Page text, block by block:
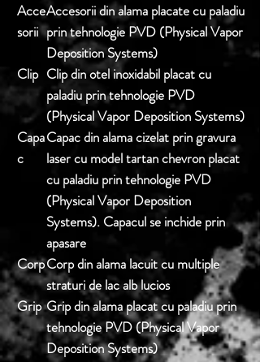
Acce
sorii
Accesorii din alama placate cu paladiu
prin tehnologie PVD (Physical Vapor
Deposition Systems)
Clip Clip din otel inoxidabil placat cu
paladiu prin tehnologie PVD
(Physical Vapor Deposition Systems)
Capa
c
Capac din alama cizelat prin gravura
laser cu model tartan chevron placat
cu paladiu prin tehnologie PVD
(Physical Vapor Deposition
Systems). Capacul se inchide prin
apasare
CorpCorp din alama lacuit cu multiple
straturi de lac alb lucios
Grip Grip din alama placat cu paladiu prin
tehnologie PVD (Physical Vapor
Deposition Systems)